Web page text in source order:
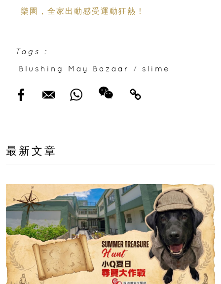
樂園，全家出動感受運動狂熱！
Tags :
Blushing May Bazaar
/ slime
最新文章